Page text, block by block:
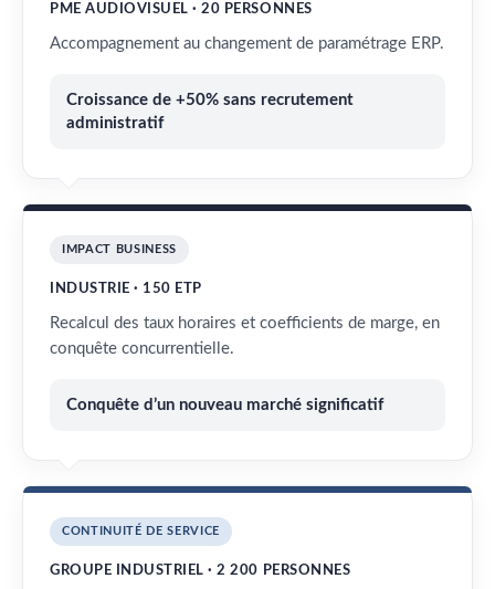
PME AUDIOVISUEL · 20 PERSONNES
Accompagnement au changement de paramétrage ERP.
Croissance de +50% sans recrutement
administratif
IMPACT BUSINESS
INDUSTRIE · 150 ETP
Recalcul des taux horaires et coefficients de marge, en
conquête concurrentielle.
Conquête d’un nouveau marché significatif
CONTINUITÉ DE SERVICE
GROUPE INDUSTRIEL · 2 200 PERSONNES